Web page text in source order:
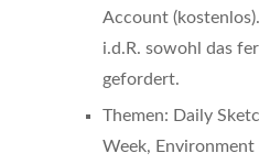
Account
i.d.R. sowohl das
gefordert.
Themen: Daily
Week,